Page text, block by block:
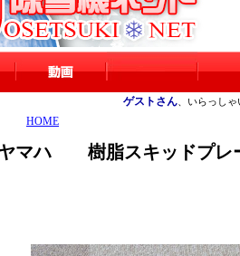
ゲストさん 、いらっし
HOME
マハ 樹脂スキッドプレ